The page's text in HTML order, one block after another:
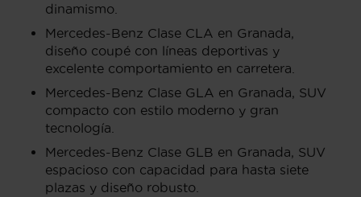
dinamismo.
Mercedes-Benz Clase CLA en Granada,
diseño coupé con líneas deportivas y
excelente comportamiento en carretera.
Mercedes-Benz Clase GLA en Granada, SUV
compacto con estilo moderno y gran
tecnología.
Mercedes-Benz Clase GLB en Granada, SUV
espacioso con capacidad para hasta siete
plazas y diseño robusto.